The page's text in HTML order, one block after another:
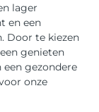
lager
en een
Door te kiezen
genieten
gezondere
onze